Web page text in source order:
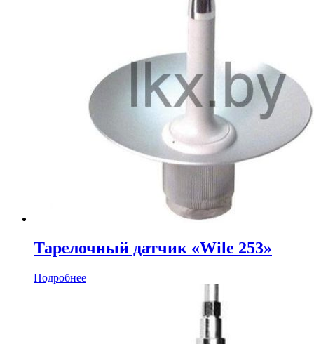
Тарелочный датчик «Wile 253»
Подробнее